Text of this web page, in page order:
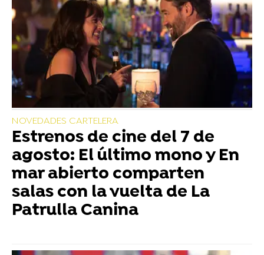
NOVEDADES CARTELERA
Estrenos de cine del 7 de
agosto: El último mono y En
mar abierto comparten
salas con la vuelta de La
Patrulla Canina